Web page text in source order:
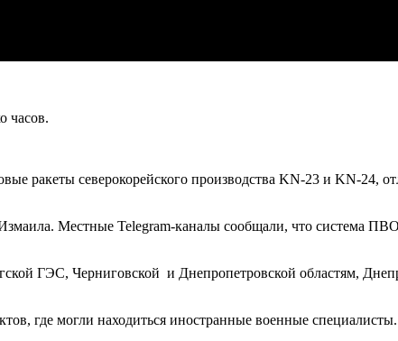
часов.
ракеты северокорейского производства KN-23 и KN-24,
Местные Telegram-каналы сообщали, что система
ГЭС, Черниговской и Днепропетровской областям,
где могли находиться иностранные военные специалисты.